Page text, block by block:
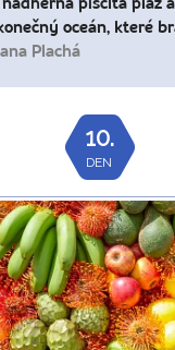
písčitá pláž
oceán, které
Plachá
10.
DEN